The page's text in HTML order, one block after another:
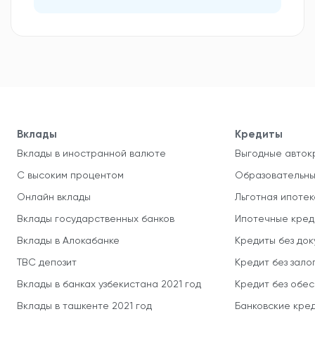
Вклады
Вклады в иностранной валюте
С высоким процентом
Онлайн вклады
Вклады государственных банков
Вклады в Алокабанке
TBC депозит
Вклады в банках узбекистана 2021 год
Вклады в ташкенте 2021 год
Кредиты
Выгодные
Льготная
Ипотечные
Кредиты без
Кредит без
Кредит без
Банковские